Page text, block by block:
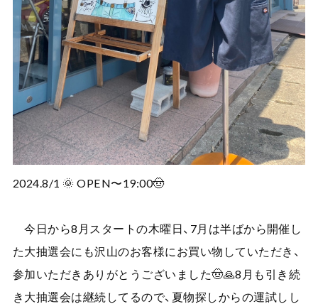
2024.8/1 🌞 OPEN〜19:00🤠
今日から8月スタートの木曜日、7月は半ばから開催し
た大抽選会にも沢山のお客様にお買い物していただき、
参加いただきありがとうございました🤠🙏8月も引き続
き大抽選会は継続してるので、夏物探しからの運試しし